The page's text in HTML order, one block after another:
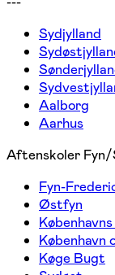
Sydjylland
Aalborg
Aarhus
Aftenskoler
Fyn-
Østfyn
København
Køge Bugt